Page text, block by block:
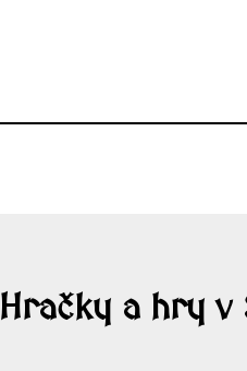
Hračky a hry v